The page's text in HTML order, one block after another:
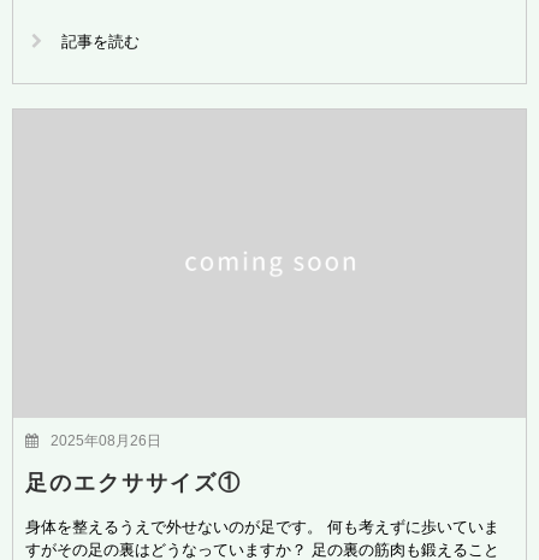
記事を読む
2025年08月26日
足のエクササイズ①
身体を整えるうえで外せないのが足です。 何も考えずに歩いていま
すがその足の裏はどうなっていますか？ 足の裏の筋肉も鍛えること